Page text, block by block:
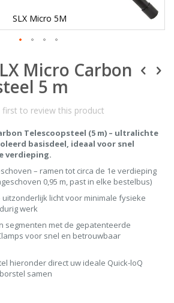
SLX Micro 5M
Micro Carbon
5 m
first to review this product
Telescoopsteel (5 m) – ultralichte
basisdeel, ideaal voor snel
verdieping.
– ramen tot circa de 1e verdieping
0,95 m, past in elke bestelbus)
uitzonderlijk licht voor minimale fysieke
werk
segmenten met de gepatenteerde
voor snel en betrouwbaar
hieronder direct uw ideale Quick-loQ
samen